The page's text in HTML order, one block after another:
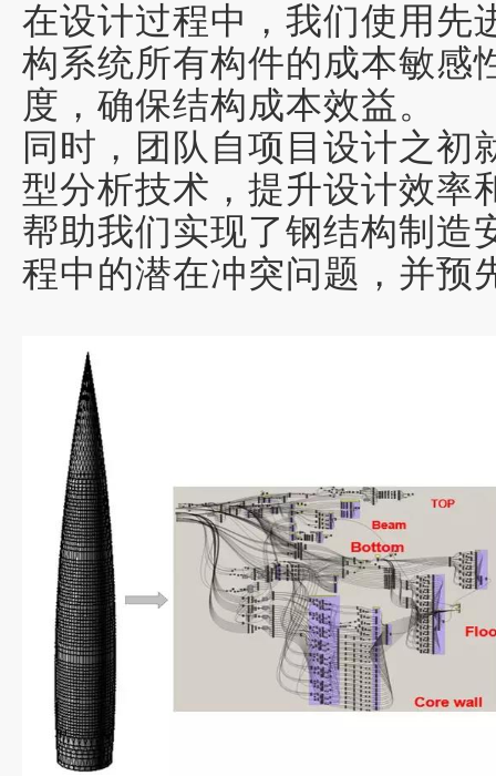
在设计过程中，我们使用先
构系统所有构件的成本敏感
度，确保结构成本效益。
同时，团队自项目设计之初
型分析技术 ，提升设计效
帮助我们实现了钢结构制造
程中的潜在冲突问题，并预